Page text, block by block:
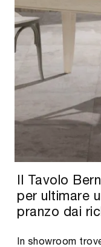
Il Tavolo
per ultimare
pranzo dai
In showroom